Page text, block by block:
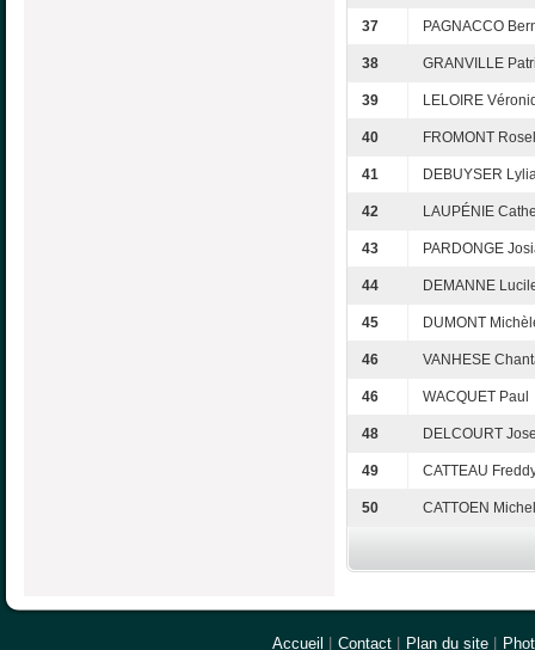
37 PAGNACCO
38 GRANVILLE
39 LELOIRE
40 FROMONT
41 DEBUYSER
42 LAUPÉNIE
43 PARDONGE
44 DEMANNE
45 DUMONT
46 VANHESE
46 WACQUET Paul
48 DELCOURT
49 CATTEAU
50 CATTOEN Michel
Accueil Contact Plan du site